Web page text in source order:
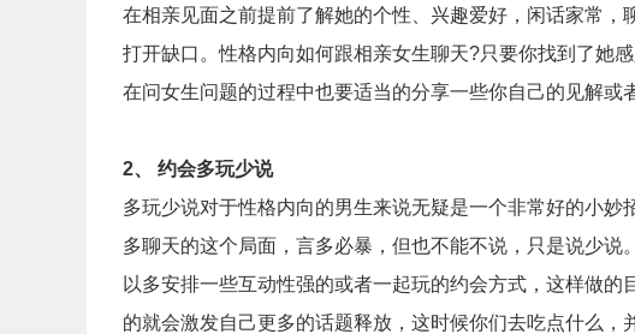
在相亲见面之前提前了解她的个性、兴趣爱好，闲话家常，
打开缺口。性格内向如何跟相亲女生聊天?只要你找到了她
在问女生问题的过程中也要适当的分享一些你自己的见解或
2、 约会多玩少说
多玩少说对于性格内向的男生来说无疑是一个非常好的小
多聊天的这个局面，言多必暴，但也不能不说，只是说少说
以多安排一些互动性强的或者一起玩的约会方式，这样做
的就会激发自己更多的话题释放，这时候你们去吃点什么